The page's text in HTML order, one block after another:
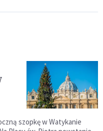
szopkę w Watykanie